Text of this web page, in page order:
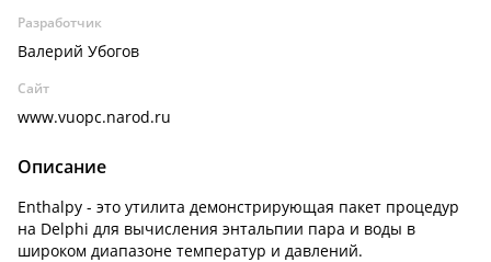
Разработчик
Валерий Убогов
Сайт
www.vuopc.narod.ru
Описание
Enthalpy - это утилита демонстрирующая пакет процедур
на Delphi для вычисления энтальпии пара и воды в
широком диапазоне температур и давлений.